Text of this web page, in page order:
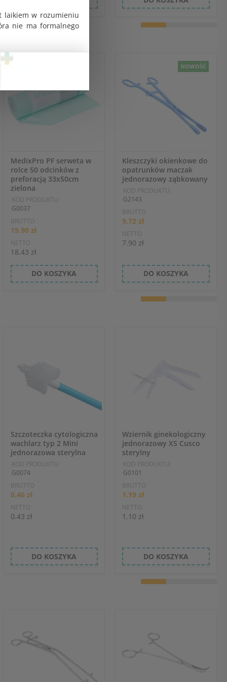
laikiem w rozumieniu
nie ma formalnego
MedixPro PF serweta w
rolce 50 odcinków z
preforacją 33x50cm
zielona
KOD PRODUKTU:
G0037
BRUTTO
19.90 zł
NETTO
18.43 zł
DO KOSZYKA
NOWOŚĆ
Kleszczyki okienkowe do
opatrunków maczak
jednorazowy ząbkowany
KOD PRODUKTU:
G2143
BRUTTO
9.72 zł
NETTO
7.90 zł
DO KOSZYKA
Szczoteczka cytologiczna
wachlarz typ 2 Mini
jednorazowa sterylna
KOD PRODUKTU:
G0074
BRUTTO
0.46 zł
NETTO
0.43 zł
DO KOSZYKA
Wziernik ginekologiczny
jednorazowy XS Cusco
sterylny
KOD PRODUKTU:
G0101
BRUTTO
1.19 zł
NETTO
1.10 zł
DO KOSZYKA